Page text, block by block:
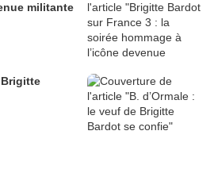
militante
Brigitte